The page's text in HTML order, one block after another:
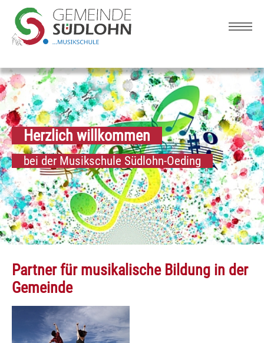
Skip to main navigation
Zum Hauptinhalt springen
Skip to page footer
Herzlich willkommen
bei der Musikschule Südlohn-Oeding
Partner für musikalische Bildung in der
Gemeinde